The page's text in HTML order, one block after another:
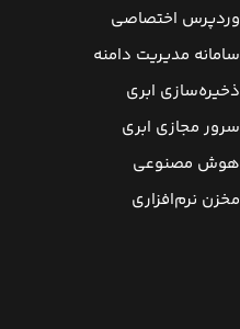
وردپرس‌ اختصاصی
سامانه مدیریت دامنه
ذخیره‌سازی ابری
سرور مجازی ابری
هوش مصنوعی
مخزن نرم‌افزاری